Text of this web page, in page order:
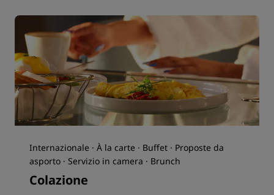
Internazionale · À la carte · Buffet · Proposte da
asporto · Servizio in camera · Brunch
Colazione